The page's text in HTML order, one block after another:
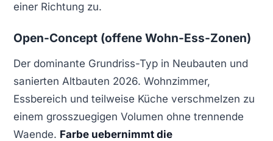
einer Richtung zu.
Open-Concept (offene Wohn-Ess-Zonen)
Der dominante Grundriss-Typ in Neubauten und
sanierten Altbauten 2026. Wohnzimmer,
Essbereich und teilweise Küche verschmelzen zu
einem grosszuegigen Volumen ohne trennende
Waende. Farbe uebernimmt die